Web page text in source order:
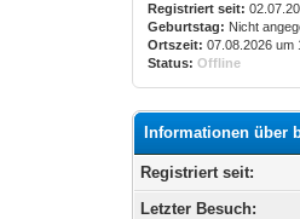
Registriert seit:
Geburtstag: Nicht
Ortszeit: 07.08.2026 um
Status: Offline
Informationen über
Registriert seit:
Letzter Besuch: